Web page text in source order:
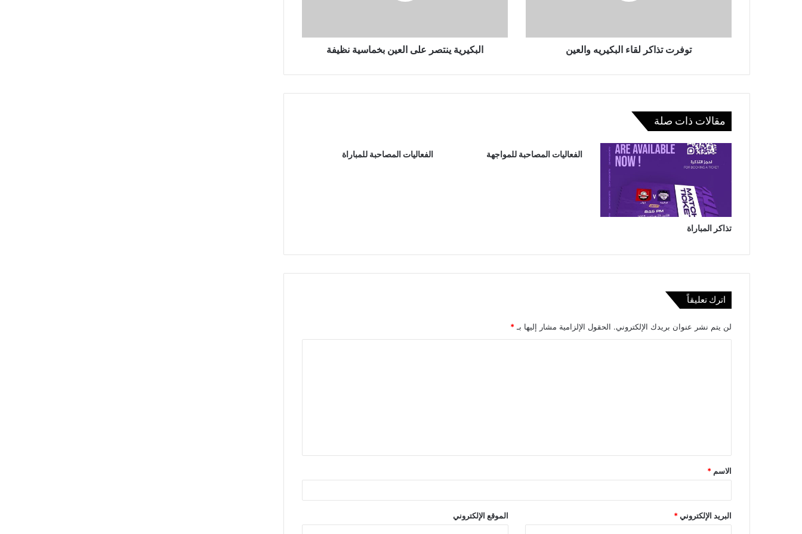
توفرت تذاكر لقاء البكيريه والعين البكيرية ينتصر على العين بخماسية نظيفة
مقالات ذات صلة
تذاكر المباراة
الفعاليات المصاحبة للمواجهة الفعاليات المصاحبة للمباراة
اترك تعليقاً
لن يتم نشر عنوان بريدك الإلكتروني. الحقول الإلزامية مشار إليها بـ *
ق
*
الاسم *
البريد الإلكتروني* الموقع الإلكتروني